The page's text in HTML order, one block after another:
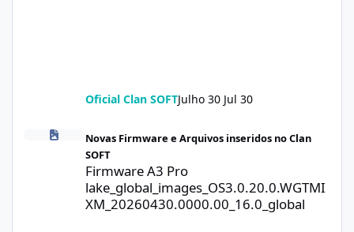
Oficial Clan SOFTJulho 30 Jul 30
Novas Firmware e Arquivos inseridos no Clan
SOFT
Firmware A3 Pro
lake_global_images_OS3.0.20.0.WGTMI
XM_20260430.0000.00_16.0_global